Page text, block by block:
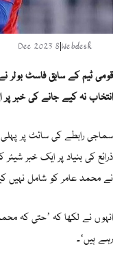
Webdesk
|
8 Dec 2023
انتخاب نہ کیے جانے کی خبر پر
سماجی رابطے کی سائٹ پر پہلی
نے محمد عامر کو شامل نہیں
انہوں نے لکھا کہ ’حتی کہ
رہے ہیں‘۔